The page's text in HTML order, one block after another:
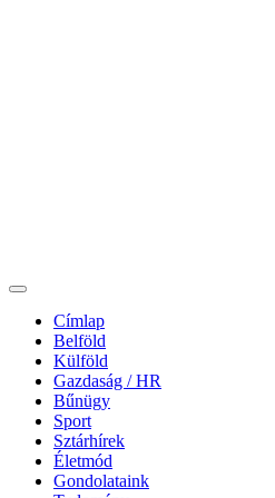
Címlap
Belföld
Külföld
Gazdaság / HR
Bűnügy
Sport
Sztárhírek
Életmód
Gondolataink